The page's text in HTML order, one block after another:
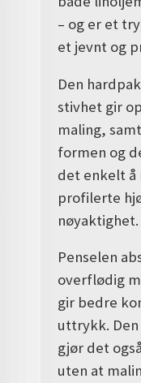
– og er et
et jevnt og
Den
stivhet gir
maling,
formen og
det enkelt
profilerte
nøyaktighet.
Penselen
overflødig
gir bedre
uttrykk.
gjør det
uten at